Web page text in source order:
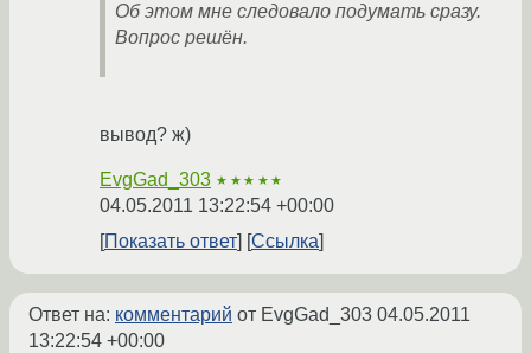
Об этом мне следовало подумать сразу.
Вопрос решён.
вывод? ж)
EvgGad_303 ★★★★★
04.05.2011 13:22:54 +00:00
Показать ответ
Ссылка
Ответ на: комментарий от EvgGad_303 04.05.2011
13:22:54 +00:00